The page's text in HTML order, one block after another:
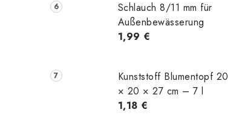
Schlauch 8/11 mm für
Außenbewässerung
1,99 €
Kunststoff Blumentopf 20
× 20 × 27 cm – 7 l
1,18 €